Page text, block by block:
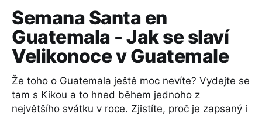
Semana Santa en
Guatemala - Jak se slaví
Velikonoce v Guatemale
Že toho o Guatemala ještě moc nevíte? Vydejte se
tam s Kikou a to hned během jednoho z
největšího svátku v roce. Zjistíte, proč je zapsaný i